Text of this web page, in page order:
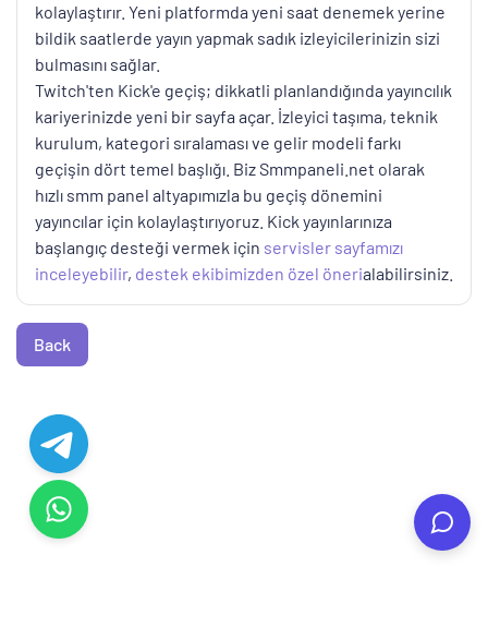
kolaylaştırır. Yeni platformda yeni saat denemek yerine
bildik saatlerde yayın yapmak sadık izleyicilerinizin sizi
bulmasını sağlar.
Twitch'ten Kick'e geçiş; dikkatli planlandığında yayıncılık
kariyerinizde yeni bir sayfa açar. İzleyici taşıma, teknik
kurulum, kategori sıralaması ve gelir modeli farkı
geçişin dört temel başlığı. Biz Smmpaneli.net olarak
hızlı smm panel altyapımızla bu geçiş dönemini
yayıncılar için kolaylaştırıyoruz. Kick yayınlarınıza
başlangıç desteği vermek için servisler sayfamızı
inceleyebilir, destek ekibimizden özel önerialabilirsiniz.
Back